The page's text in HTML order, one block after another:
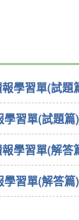
學習單(試
習單(試題
學習單(解
習單(解答